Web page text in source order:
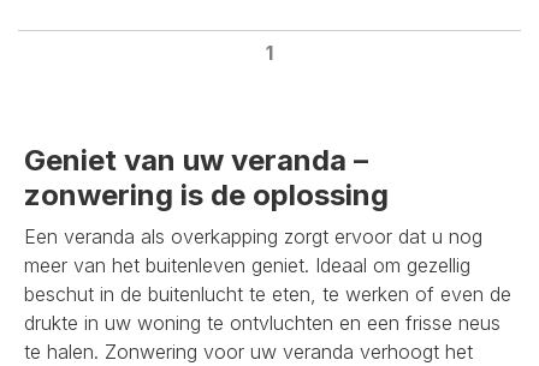
1
Geniet van uw veranda –
zonwering is de oplossing
Een veranda als overkapping zorgt ervoor dat u nog
meer van het buitenleven geniet. Ideaal om gezellig
beschut in de buitenlucht te eten, te werken of even de
drukte in uw woning te ontvluchten en een frisse neus
te halen. Zonwering voor uw veranda verhoogt het